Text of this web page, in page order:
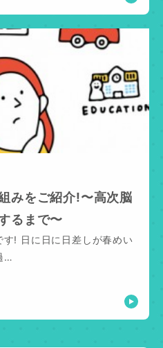
みをご紹介!〜高次脳
るまで〜
! 日に日に日差しが春めい
…